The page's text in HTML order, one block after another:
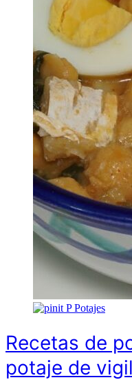
P Potajes
Recetas de
potaje de